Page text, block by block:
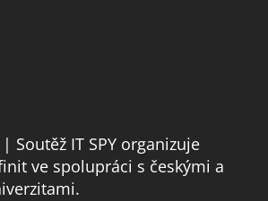
Soutěž IT SPY organizuje
ve spolupráci s českými a